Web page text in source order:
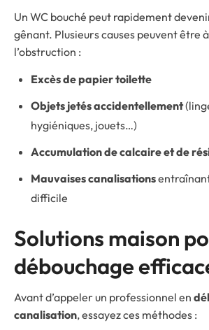
Un WC bouché peut rapidement
gênant. Plusieurs causes peuvent être
l’obstruction :
Excès de papier toilette
Objets jetés accidentellement
hygiéniques, jouets…)
Accumulation de calcaire et de
Mauvaises canalisations
difficile
Solutions maison
débouchage
Avant d’appeler un professionnel en
canalisation, essayez ces méthodes :